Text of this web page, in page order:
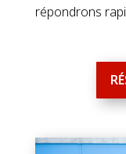
répondrons